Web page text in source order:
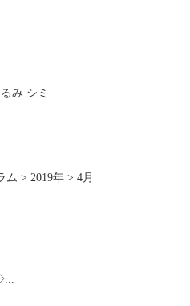
み シミ
ム > 2019年 > 4月